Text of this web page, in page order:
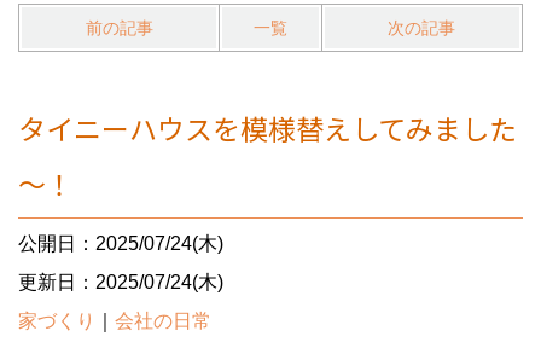
前の記事 一覧 次の記事
タイニーハウスを模様替えしてみました
～！
公開日：2025/07/24(木)
更新日：2025/07/24(木)
家づくり
会社の日常